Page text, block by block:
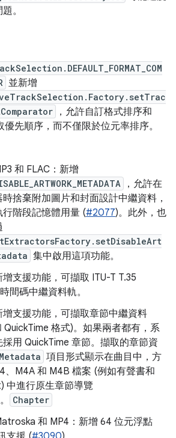
。
並新增
，允許自訂格式排序和
優先順序，而不僅限於位元率排序。
和 FLAC：新增
，允許在
捨棄附加圖片和封面設計中繼資料，
行階段記憶體用量 (#2077)。此外，也
集中啟用這項功能。
增支援功能，可擷取 ITU-T T.35
間碼中繼資料軌。
增支援功能，可擷取章節中繼資料
QuickTime 格式)。如果兩者都有，系
用 QuickTime 章節。擷取的章節資
Metadata 項目形式顯示在曲目中，方
、M4A 和 M4B 檔案 (例如有聲書和
中進行原生章節導覽
Chapter
和 MP4：新增 64 位元浮點